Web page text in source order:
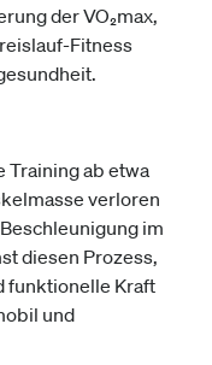
der VO₂max,
Fitness
Training ab etwa
verloren
im
diesen Prozess,
funktionelle Kraft
und